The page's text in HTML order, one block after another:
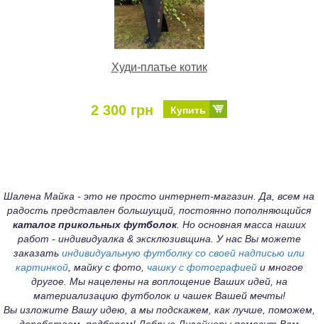
Худи-платье котик
2 300 грн Купить
Шалена Майка - это не просто интернет-магазин. Да, всем на
радость представлен большущий, постоянно пополняющийся
каталог прикольных футболок. Но основная масса наших
работ - индивидуалка & эксклюзивщина. У нас Вы можете
заказать индивидуальную футболку со своей надписью или
картинкой, майку с фото, чашку с фотографиейи многое
другое. Мы нацелены на воплощение Ваших идей, на
материализацию футболок и чашек Вашей мечты!
Вы изложите Вашу идею, а мы подскажем, как лучше, поможем,